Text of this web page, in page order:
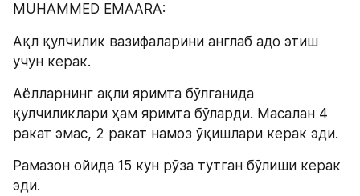
MUHAMMED EMAARA:
Ақл қулчилик вазифаларини англаб адо этиш
учун керак.
Аёлларнинг ақли яримта бўлганида
қулчиликлари ҳам яримта бўларди. Масалан 4
ракат эмас, 2 ракат намоз ўқишлари керак эди.
Рамазон ойида 15 кун рўза тутган бўлиши керак
эди.